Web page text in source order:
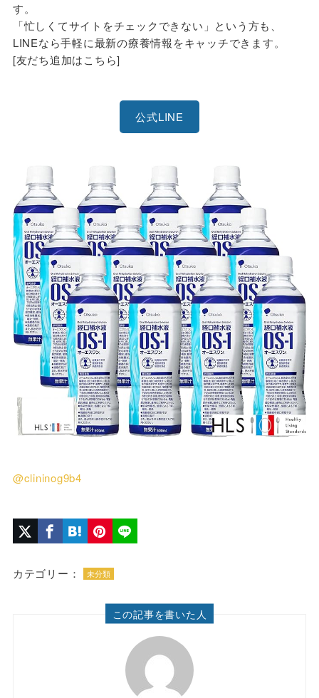
す。
「忙しくてサイトをチェックできない」という方も、
LINEなら手軽に最新の療養情報をキャッチできます。
[友だち追加はこちら]
公式LINE
@clininog9b4
カテゴリー： 未分類
この記事を書いた人